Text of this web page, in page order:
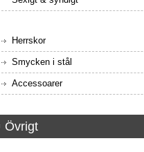
Herrskor
Smycken i stål
Accessoarer
Övrigt